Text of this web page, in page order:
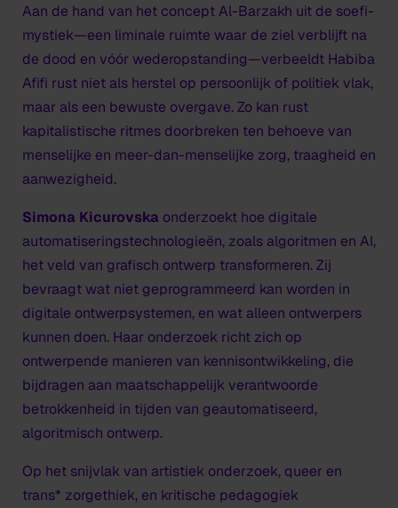
Aan de hand van het conceptAl-Barzakh uit de soefi-
mystiek—een liminale ruimte waar de ziel verblijft na
de dood en vóór wederopstanding—verbeeldt Habiba
Afifi rust niet als herstel op persoonlijk of politiek vlak,
maar als een bewuste overgave. Zo kan rust
kapitalistische ritmes doorbreken ten behoeve van
menselijke en meer-dan-menselijke zorg, traagheid en
aanwezigheid.
Simona Kicurovska onderzoekt hoe digitale
automatiseringstechnologieën, zoals algoritmen en AI,
het veld van grafisch ontwerp transformeren. Zij
bevraagt wat niet geprogrammeerd kan worden in
digitale ontwerpsystemen, en wat alleen ontwerpers
kunnen doen. Haar onderzoek richt zich op
ontwerpende manieren van kennisontwikkeling, die
bijdragen aan maatschappelijk verantwoorde
betrokkenheid in tijden van geautomatiseerd,
algoritmisch ontwerp.
Op het snijvlak van artistiek onderzoek, queer en
trans* zorgethiek, en kritische pedagogiek